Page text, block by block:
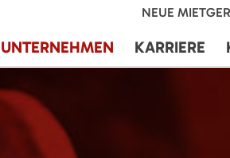
NEUE
UNTERNEHMEN KARRIERE